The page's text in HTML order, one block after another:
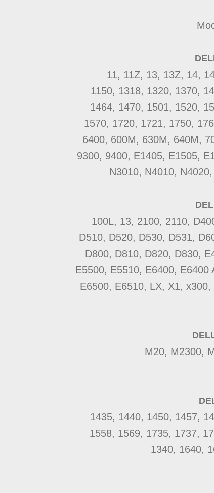
11, 11Z, 13, 13Z, 14,
1150, 1318, 1320, 1370,
1464, 1470, 1501, 1520,
1570, 1720, 1721, 1750,
6400, 600M, 630M, 640M,
9300, 9400, E1405, E1505,
N3010, N4010,
100L, 13, 2100, 2110,
D510, D520, D530, D531,
D800, D810, D820, D830,
E5500, E5510, E6400, E6400
E6500, E6510, LX, X1,
M20, M2300,
1435, 1440, 1450, 1457,
1558, 1569, 1735, 1737,
1340, 1640,